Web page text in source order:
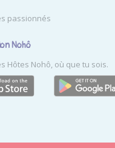
passionnés
Nohô
Hôtes Nohô, où que tu sois.